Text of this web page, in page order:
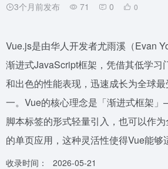
3个月前发布 71 0 0
Vue.js是由华人开发者尤雨溪（Evan
渐进式JavaScript框架，凭借其低学习
和出色的性能表现，迅速成长为全球
一。Vue的核心理念是「渐进式框架
脚本标签的形式轻量引入，也可以作
的单页应用，这种灵活性使得Vue能够
收录时间：
2026-05-21